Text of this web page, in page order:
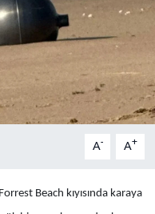
A- A+
Beach kıyısında karaya